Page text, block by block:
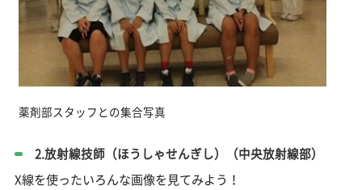
薬剤部スタッフとの集合写真
2.放射線技師（ほうしゃせんぎし）（中央放射線部）
X線を使ったいろんな画像を見てみよう！